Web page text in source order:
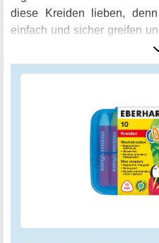
diese Kreiden lieben,
einfach und sicher greifen
Malen und Zeichnen. Mit
Packung haben Sie genug